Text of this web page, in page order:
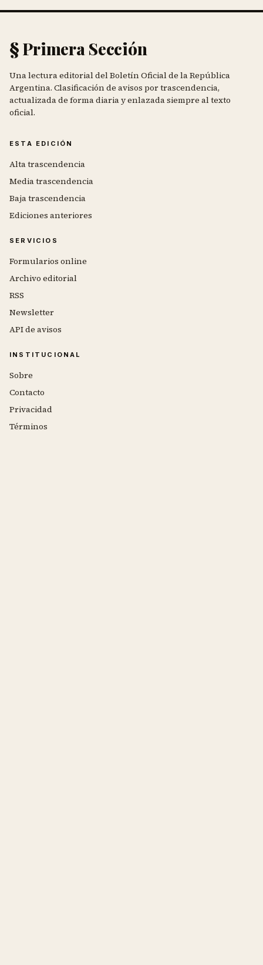
§ Primera Sección
Una lectura editorial del Boletín Oficial de la República
Argentina. Clasificación de avisos por trascendencia,
actualizada de forma diaria y enlazada siempre al texto
oficial.
ESTA EDICIÓN
Alta trascendencia
Media trascendencia
Baja trascendencia
Ediciones anteriores
SERVICIOS
Formularios online
Archivo editorial
RSS
Newsletter
API de avisos
INSTITUCIONAL
Sobre
Contacto
Privacidad
Términos